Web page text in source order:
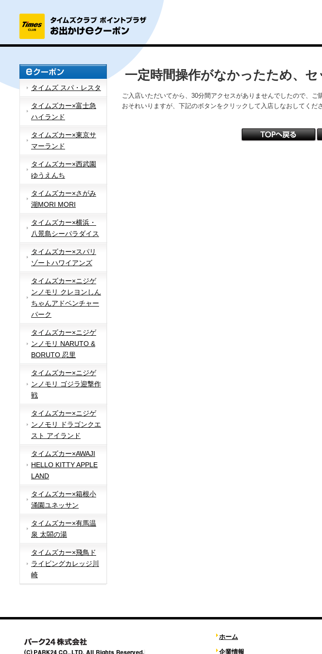
タイムズ スパ・レスタ
タイムズカー×富士急
ハイランド
タイムズカー×東京サ
マーランド
タイムズカー×西武園
ゆうえんち
タイムズカー×さがみ
湖MORI MORI
タイムズカー×横浜・
八景島シーパラダイス
タイムズカー×スパリ
ゾートハワイアンズ
タイムズカー×ニジゲ
ンノモリ クレヨンしん
ちゃんアドベンチャー
パーク
タイムズカー×ニジゲ
ンノモリ NARUTO &
BORUTO 忍里
タイムズカー×ニジゲ
ンノモリ ゴジラ迎撃作
戦
タイムズカー×ニジゲ
ンノモリ ドラゴンクエ
スト アイランド
タイムズカー×AWAJI
HELLO KITTY APPLE
LAND
タイムズカー×箱根小
涌園ユネッサン
タイムズカー×有馬温
泉 太閤の湯
タイムズカー×飛鳥ド
ライビングカレッジ川
崎
一定時間操作がなかったため、
ご入店いただいてから、30分間アクセスがありませんでしたので、ご
おそれいりますが、下記のボタンをクリックして入店しなおしてくださ
ホーム
企業情報